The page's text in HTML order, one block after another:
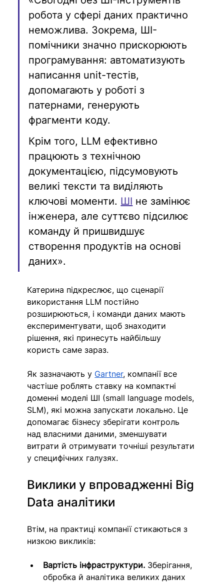
робота у сфері даних практично
неможлива. Зокрема, ШI-
помічники значно прискорюють
програмування: автоматизують
написання unit-тестів,
допомагають у роботі з
патернами, генерують
фрагменти коду.
Крім того, LLM ефективно
працюють з технічною
документацією, підсумовують
великі тексти та виділяють
ключові моменти. ШI не замінює
інженера, але суттєво підсилює
команду й пришвидшує
створення продуктів на основі
даних».
Катерина підкреслює, що сценарії
використання LLM постійно
розширюються, і команди даних мають
експериментувати, щоб знаходити
рішення, які принесуть найбільшу
користь саме зараз.
Як зазначають у Gartner, компанії все
частіше роблять ставку на компактні
доменні моделі ШІ (small language models,
SLM), які можна запускати локально. Це
допомагає бізнесу зберігати контроль
над власними даними, зменшувати
витрати й отримувати точніші результати
у специфічних галузях.
Виклики у впровадженні Big
Data аналітики
Втім, на практиці компанії стикаються з
низкою викликів:
Вартість інфраструктури. Зберігання,
обробка й аналітика великих даних